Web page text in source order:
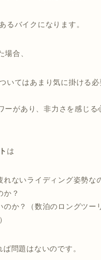
るバイクになります。
場合、
いてはあまり気に掛ける必
ーがあり、非力さを感じる
は
れないライディング姿勢な
か？
のか？（数泊のロングツー
ば問題はないのです。